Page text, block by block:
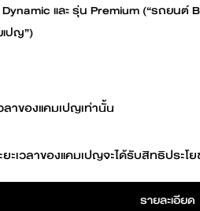
และ รุ่น Premium (“รถยนต์
ปญ”)
าของแคมเปญเท่านั้น
เวลาของแคมเปญจะได้รับสิทธิประโ
รายละเอียด